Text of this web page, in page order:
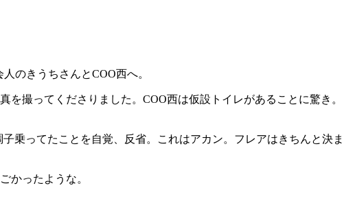
のきうちさんとCOO西へ。
撮ってくださりました。COO西は仮設トイレがあることに驚き。
乗ってたことを自覚、反省。これはアカン。フレアはきちんと決ま
かったような。